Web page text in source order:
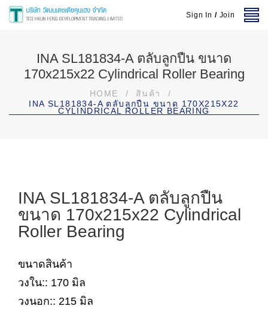
Sign In / Join
INA SL181834-A ตลับลูกปืน ขนาด
170x215x22 Cylindrical Roller Bearing
HOME / สินค้า
/
INA SL181834-A ตลับลูกปืน ขนาด 170X215X22
CYLINDRICAL ROLLER BEARING
INA SL181834-A ตลับลูกปืน
ขนาด 170x215x22 Cylindrical
Roller Bearing
ขนาดสินค้า
วงใน:: 170 มิล
วงนอก:: 215 มิล